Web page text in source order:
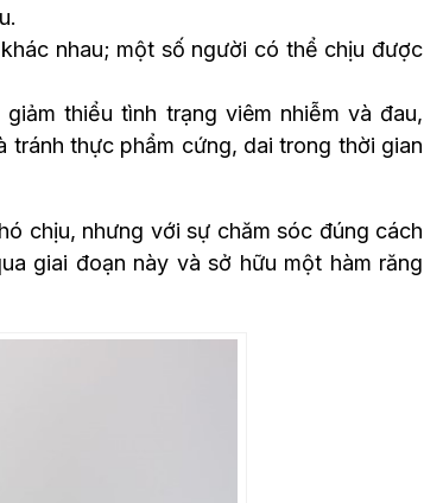
nhau; một số người có thể chịu được
thiểu tình trạng viêm nhiễm và đau,
tránh thực phẩm cứng, dai trong thời gian
chịu, nhưng với sự chăm sóc đúng cách
giai đoạn này và sở hữu một hàm răng